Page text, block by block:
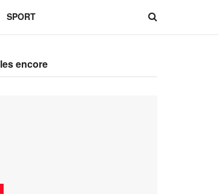
SPORT
encore